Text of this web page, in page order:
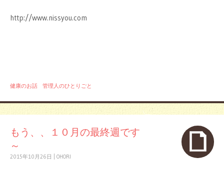
http://www.nissyou.com
健康のお話 管理人のひとりごと
もう、、１０月の最終週です
～
2015年10月26日 OHORI